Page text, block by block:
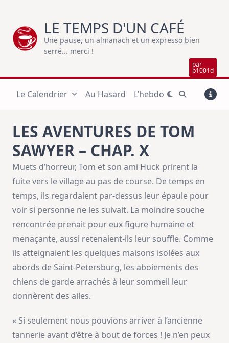
content
LE TEMPS D'UN CAFÉ
Une pause, un almanach et un expresso bien
serré... merci !
par
b1001d
Le Calendrier Au Hasard L’hebdo
LES AVENTURES DE TOM
SAWYER – CHAP. X
Muets d’horreur, Tom et son ami Huck prirent la
fuite vers le village au pas de course. De temps en
temps, ils regardaient par-dessus leur épaule pour
voir si personne ne les suivait. La moindre souche
rencontrée prenait pour eux figure humaine et
menaçante, aussi retenaient-ils leur souffle. Comme
ils atteignaient les quelques maisons isolées aux
abords de Saint-Petersburg, les aboiements des
chiens de garde arrachés à leur sommeil leur
donnèrent des ailes.
« Si seulement nous pouvions arriver à l’ancienne
tannerie avant d’être à bout de forces ! Je n’en peux